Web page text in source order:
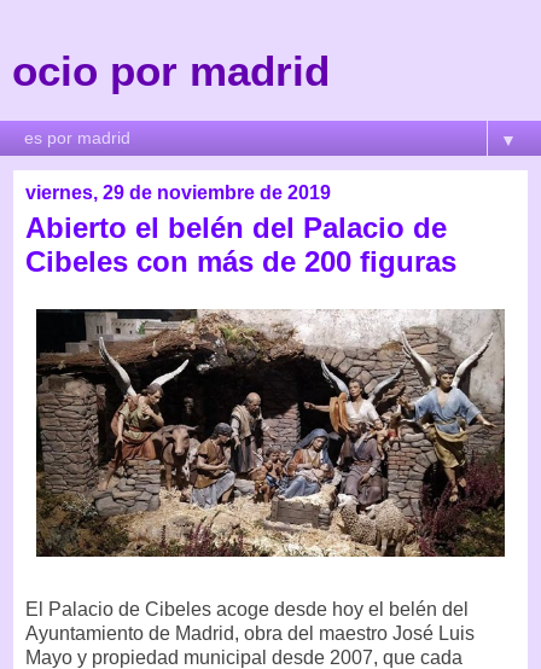
ocio por madrid
▼
viernes, 29 de noviembre de 2019
Abierto el belén del Palacio de
Cibeles con más de 200 figuras
El Palacio de Cibeles acoge desde hoy el belén del
Ayuntamiento de Madrid, obra del maestro José Luis
Mayo y propiedad municipal desde 2007, que cada